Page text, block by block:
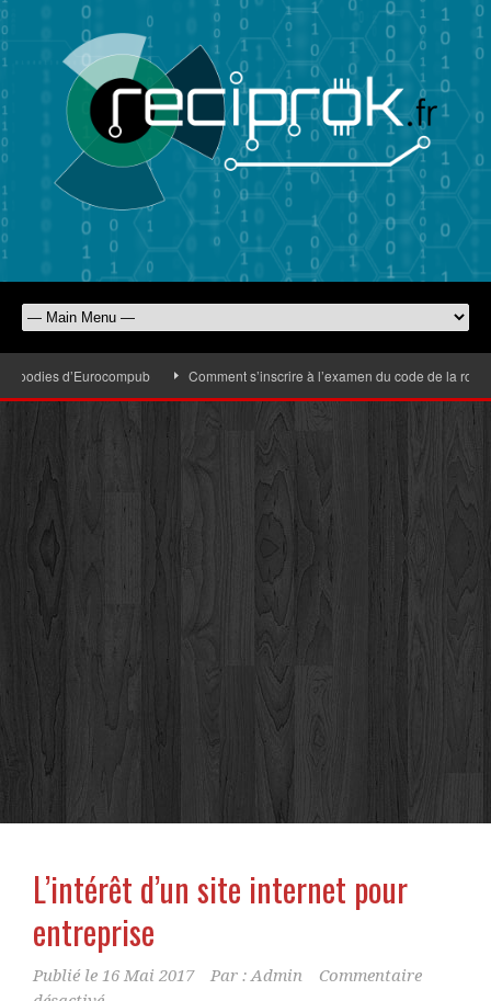
d’Eurocompub Comment s’inscrire à l’examen du code de la route
L’intérêt d’un site internet pour
entreprise
Publié le 16 Mai 2017 Par : Admin
Commentaire